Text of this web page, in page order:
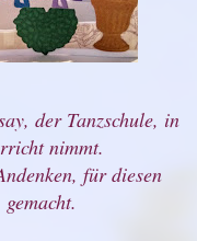
der Tanzschule, in
nimmt.
für diesen